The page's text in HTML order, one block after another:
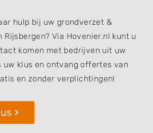
hulp bij uw grondverzet &
Rijsbergen? Via Hovenier.nl kunt u
komen met bedrijven uit uw
uw klus en ontvang offertes van
en zonder verplichtingen!